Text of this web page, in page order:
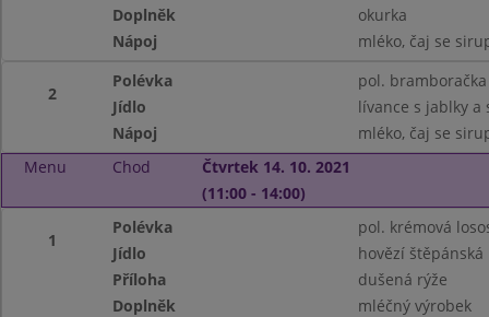
Doplněk
okurka
Nápoj
mléko, čaj se
2
Polévka
pol. bramboračka
Jídlo
lívance s jablky a
Nápoj
mléko, čaj se
Menu
Chod
Čtvrtek 14. 10. 2021
(11:00 - 14:00)
1
Polévka
pol. krémová
Jídlo
hovězí štěpánská
Příloha
dušená rýže
Doplněk
mléčný výrobek